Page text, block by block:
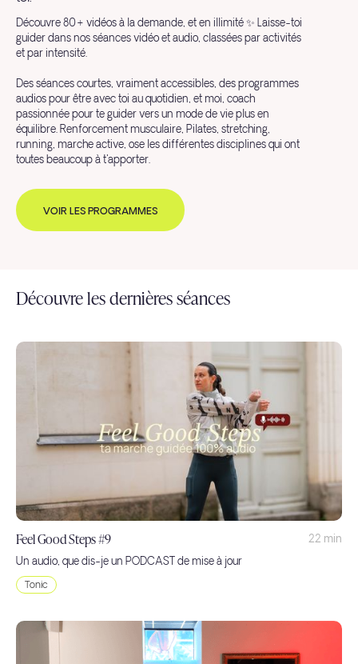
Découvre 80+ vidéos à la demande, et en illimité ✨ Laisse-toi
guider dans nos séances vidéo et audio, classées par activités
et par intensité.
Des séances courtes, vraiment accessibles, des programmes
audios pour être avec toi au quotidien, et moi, coach
passionnée pour te guider vers un mode de vie plus en
équilibre. Renforcement musculaire, Pilates, stretching,
running, marche active, ose les différentes disciplines qui ont
toutes beaucoup à t'apporter.
VOIR LES PROGRAMMES
Découvre les dernières séances
Feel Good Steps #9
22 min
Un audio, que dis-je un PODCAST de mise à jour
Tonic